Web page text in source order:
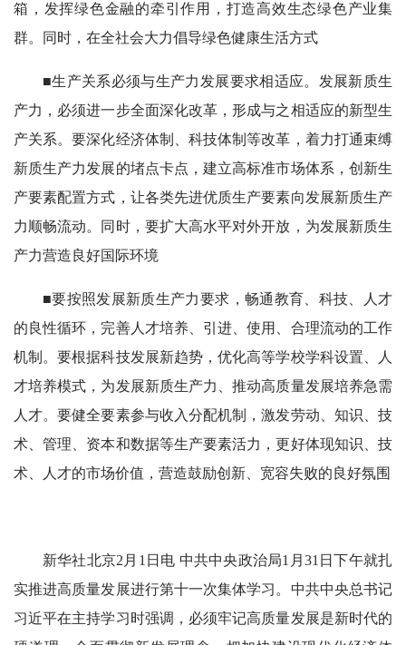
箱，发挥绿色金融的牵引作用，打造高效生态绿色产业集
群。同时，在全社会大力倡导绿色健康生活方式
■生产关系必须与生产力发展要求相适应。发展新质生
产力，必须进一步全面深化改革，形成与之相适应的新型生
产关系。要深化经济体制、科技体制等改革，着力打通束缚
新质生产力发展的堵点卡点，建立高标准市场体系，创新生
产要素配置方式，让各类先进优质生产要素向发展新质生产
力顺畅流动。同时，要扩大高水平对外开放，为发展新质生
产力营造良好国际环境
■要按照发展新质生产力要求，畅通教育、科技、人才
的良性循环，完善人才培养、引进、使用、合理流动的工作
机制。要根据科技发展新趋势，优化高等学校学科设置、人
才培养模式，为发展新质生产力、推动高质量发展培养急需
人才。要健全要素参与收入分配机制，激发劳动、知识、技
术、管理、资本和数据等生产要素活力，更好体现知识、技
术、人才的市场价值，营造鼓励创新、宽容失败的良好氛围
新华社北京2月1日电 中共中央政治局1月31日下午就扎
实推进高质量发展进行第十一次集体学习。中共中央总书记
习近平在主持学习时强调，必须牢记高质量发展是新时代的